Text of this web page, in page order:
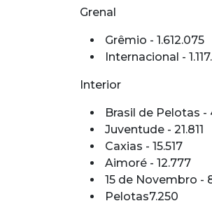
Grenal
Grêmio - 1.612.075
Internacional -
Interior
Brasil de Pelotas -
Juventude - 21.811
Caxias - 15.517
Aimoré - 12.777
15 de Novembro -
Pelotas7.250